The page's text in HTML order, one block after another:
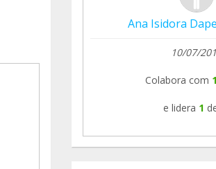
Ana Isidora
10/07/
Colabora com 1
e lidera 1